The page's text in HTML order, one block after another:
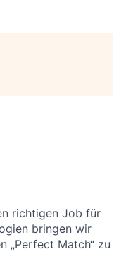
richtigen Job für
bringen wir
„Perfect Match“ zu